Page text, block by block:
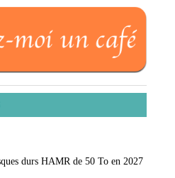
durs HAMR de 50 To en 2027